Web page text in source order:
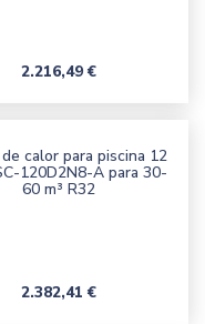
Precio
2.216,49 €
calor para piscina 12
120D2N8-A para 30-
60 m³ R32
Precio
2.382,41 €